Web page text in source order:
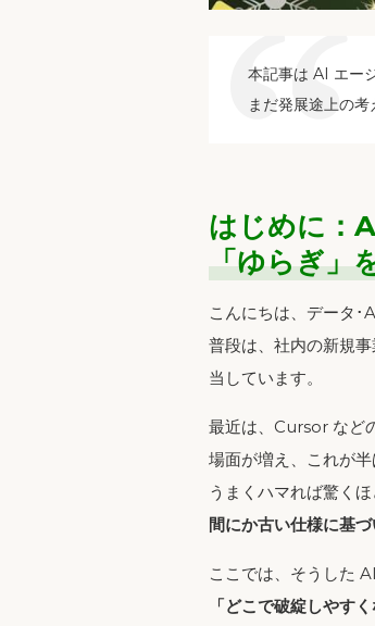
本記事は AI エー
まだ発展途上の
はじめに：
「ゆらぎ」
こんにちは、データ･
普段は、社内の新規
当しています。
最近は、Cursor など
場面が増え、これが
うまくハマれば驚くほ
間にか古い仕様に基
ここでは、そうした
「どこで破綻しやす